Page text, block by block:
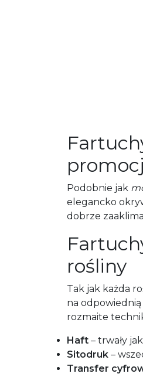
Podobnie jak
elegancko
dobrze
rośliny
Tak jak każda
na
rozmaite
Haft – trwały
Sitodruk –
Transfer